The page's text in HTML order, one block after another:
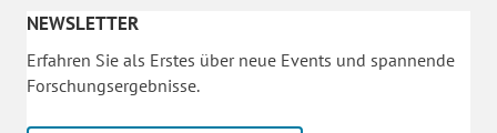
NEWSLETTER
Erfahren Sie als Erstes über neue Events und spannende
Forschungsergebnisse.